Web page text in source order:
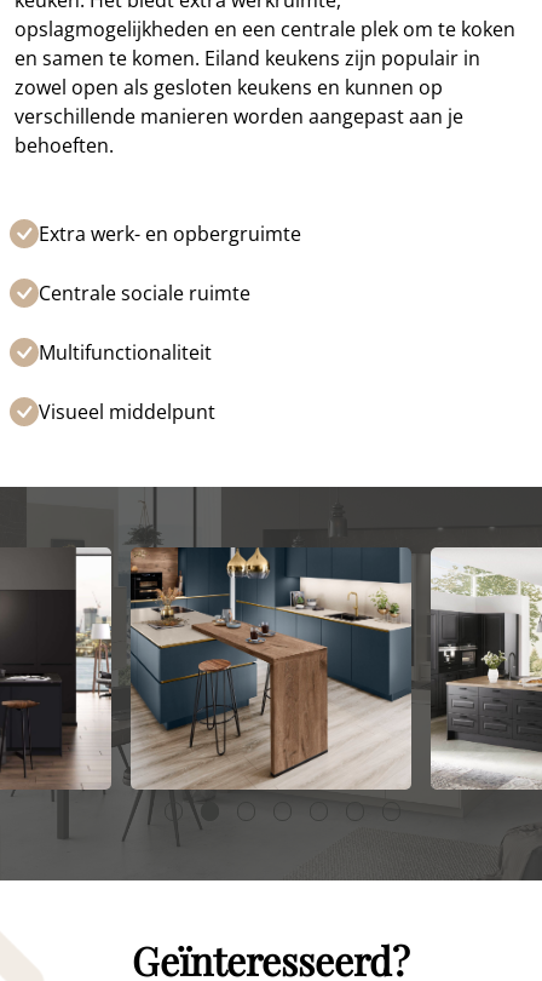
opslagmogelijkheden en een centrale plek om te koken
en samen te komen. Eiland keukens zijn populair in
zowel open als gesloten keukens en kunnen op
verschillende manieren worden aangepast aan je
behoeften.
Extra werk- en opbergruimte
Centrale sociale ruimte
Multifunctionaliteit
Visueel middelpunt
Geïnteresseerd?